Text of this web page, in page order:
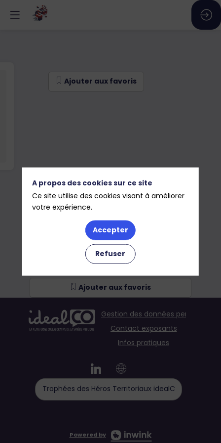
Ajouter aux favoris
Ajouter aux favoris
Gestion des données personnelles
Contact exposants
Infos pratiques
Trophées des Héros Territoriaux idealCO
Powered by
A propos des cookies sur ce site
Ce site utilise des cookies visant à améliorer
votre expérience.
Accepter
Refuser